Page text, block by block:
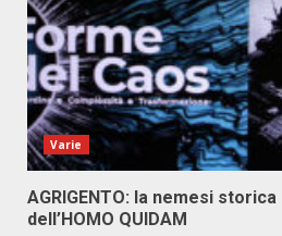
Varie
AGRIGENTO: la nemesi
dell’HOMO QUIDAM